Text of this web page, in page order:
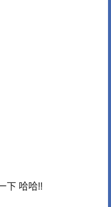
下 哈哈!!